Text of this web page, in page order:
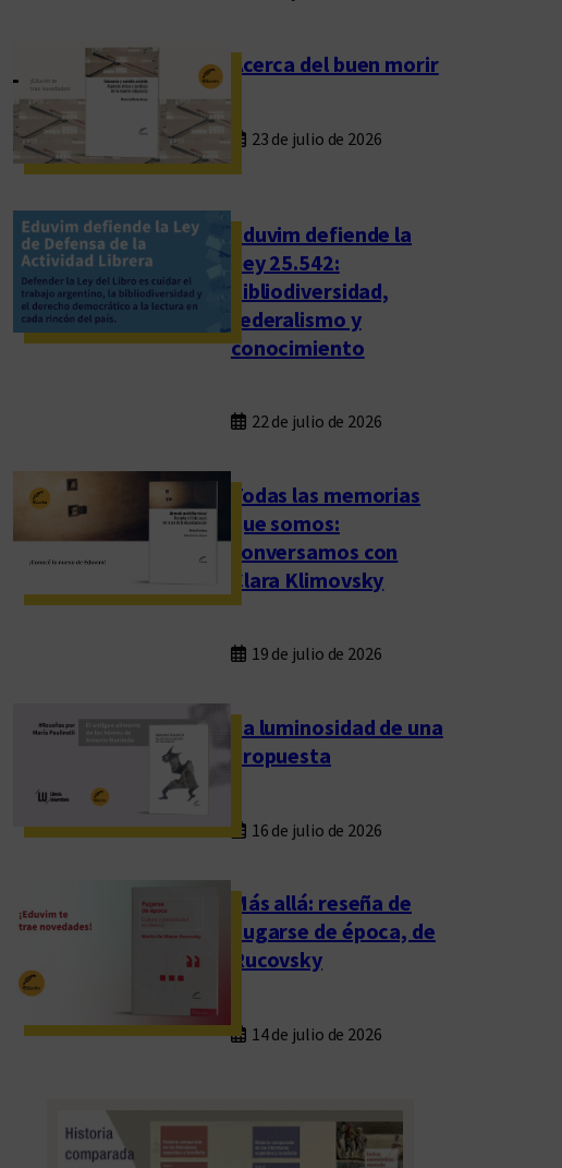
Acerca del buen morir
23 de julio de 2026
Eduvim defiende la
Ley 25.542:
bibliodiversidad,
federalismo y
conocimiento
22 de julio de 2026
Todas las memorias
que somos:
conversamos con
Clara Klimovsky
19 de julio de 2026
La luminosidad de una
propuesta
16 de julio de 2026
Más allá: reseña de
Fugarse de época, de
Rucovsky
14 de julio de 2026